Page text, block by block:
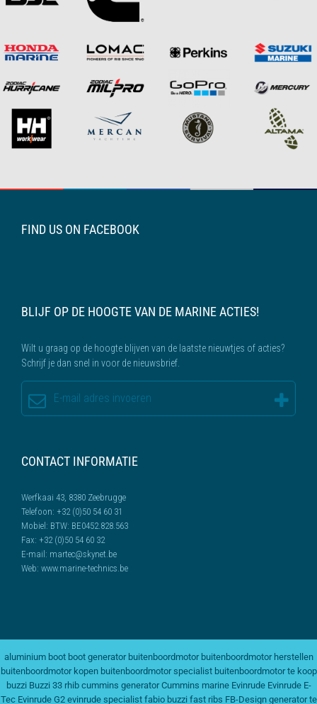
FIND US ON FACEBOOK
BLIJF OP DE HOOGTE VAN DE MARINE ACTIES!
Wilt u graag op de hoogte blijven van de laatste nieuwtjes of acties?
Schrijf je dan snel in voor de nieuwsbrief.
CONTACT INFORMATIE
Werfkaai 43, 8380 Zeebrugge
Telefoon: +32 (0)50 54 60 31
Mobiel: BTW: BE0452.828.563
Fax: +32 (0)50 54 60 32
E-mail: martec@skynet.be
Web: www.marine-technics.be
aluminium boot boot generator buitenboordmotor buitenboordmotor herstellen
buitenboordmotor kopen buitenboordmotor specialist buitenboordmotor te koop
buzzi Buzzi 33 rhib cummins generator Cummins marine Evinrude Evinrude E-
Tec Evinrude G2 evinrude specialist fabio buzzi fast ribs FB-Design generator te